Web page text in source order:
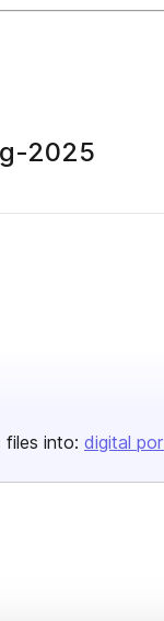
2025
files into: digital